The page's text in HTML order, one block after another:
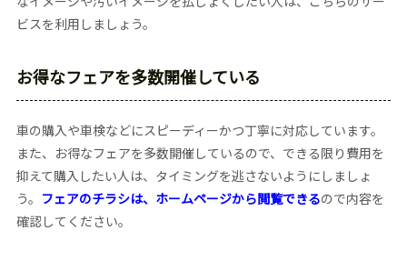
ビスを利用しましょう。
お得なフェアを多数開催している
車の購入や車検などにスピーディーかつ丁寧に対応しています。
また、お得なフェアを多数開催しているので、できる限り費用を
抑えて購入したい人は、タイミングを逃さないようにしましょ
う。 フェアのチラシは、ホームページから閲覧できるので内容を
確認してください。